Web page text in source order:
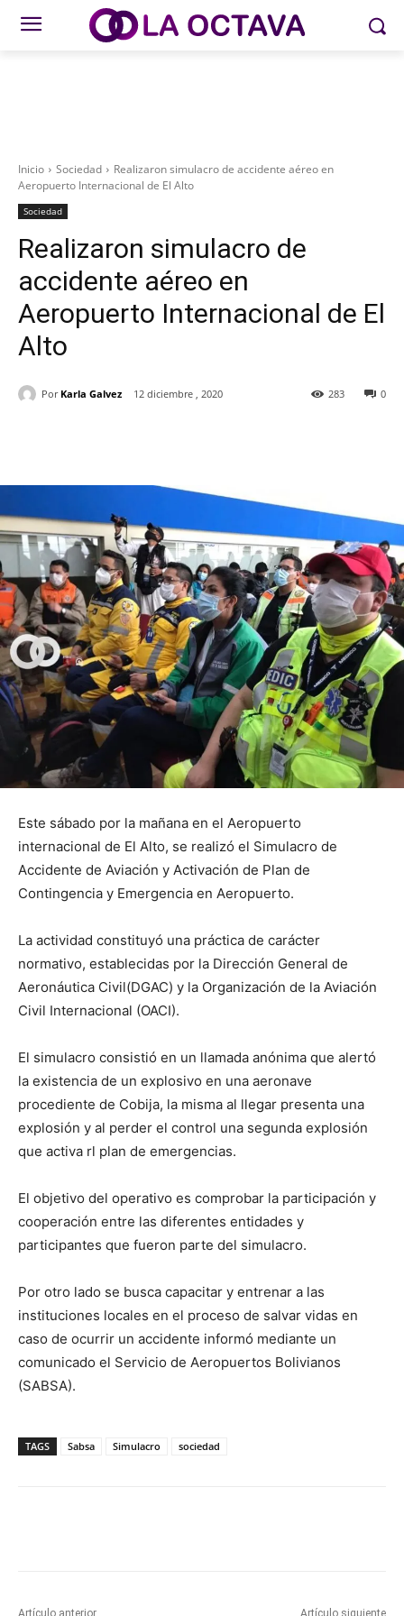
Inicio Sociedad
Realizaron simulacro de accidente aéreo en
Aeropuerto Internacional de El Alto
Sociedad
Realizaron simulacro de
accidente aéreo en
Aeropuerto Internacional de El
Alto
Por Karla Galvez 12 diciembre , 2020 0
283
Este sábado por la mañana en el Aeropuerto
internacional de El Alto, se realizó el Simulacro de
Accidente de Aviación y Activación de Plan de
Contingencia y Emergencia en Aeropuerto.
La actividad constituyó una práctica de carácter
normativo, establecidas por la Dirección General de
Aeronáutica Civil(DGAC) y la Organización de la Aviación
Civil Internacional (OACI).
El simulacro consistió en un llamada anónima que alertó
la existencia de un explosivo en una aeronave
procediente de Cobija, la misma al llegar presenta una
explosión y al perder el control una segunda explosión
que activa rl plan de emergencias.
El objetivo del operativo es comprobar la participación y
cooperación entre las diferentes entidades y
participantes que fueron parte del simulacro.
Por otro lado se busca capacitar y entrenar a las
instituciones locales en el proceso de salvar vidas en
caso de ocurrir un accidente informó mediante un
comunicado el Servicio de Aeropuertos Bolivianos
(SABSA).
TAGS Sabsa Simulacro sociedad
Artículo anterior Artículo siguiente